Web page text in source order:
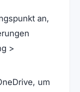
an,
>
um